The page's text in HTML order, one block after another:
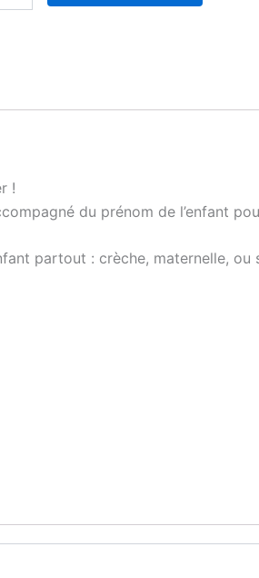
!
du prénom de l’enfant
partout : crèche, maternelle, ou